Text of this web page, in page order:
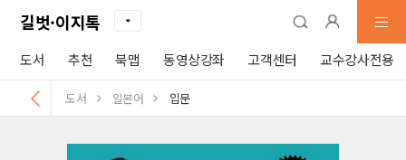
길벗·이지톡
도서 추천 북맵 동영상강좌 고객센터 교수강사전용
도서 일본어 입문